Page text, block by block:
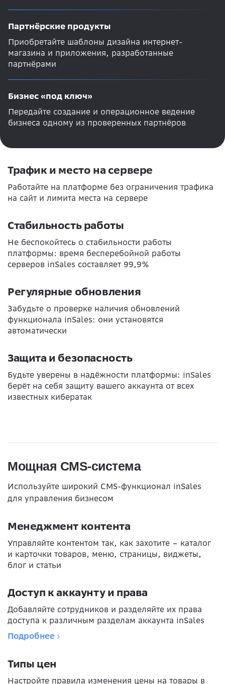
Партнёрские продукты
Приобретайте шаблоны дизайна интернет-
магазина и приложения, разработанные
партнёрами
Бизнес «под ключ»
Передайте создание и операционное ведение
бизнеса одному из проверенных партнёров
Трафик и место на сервере
Работайте на платформе без ограничения трафика
на сайт и лимита места на сервере
Стабильность работы
Не беспокойтесь о стабильности работы
платформы: время бесперебойной работы
серверов inSales составляет 99,9%
Регулярные обновления
Забудьте о проверке наличия обновлений
функционала inSales: они установятся
автоматически
Защита и безопасность
Будьте уверены в надёжности платформы: inSales
берёт на себя защиту вашего аккаунта от всех
известных кибератак
Мощная CMS-система
Используйте широкий CMS-функционал inSales
для управления бизнесом
Менеджмент контента
Управляйте контентом так, как захотите – каталог
и карточки товаров, меню, страницы, виджеты,
блог и статьи
Доступ к аккаунту и права
Добавляйте сотрудников и разделяйте их права
доступа к различным разделам аккаунта inSales
Подробнее
Типы цен
Настройте правила изменения цены на товары в